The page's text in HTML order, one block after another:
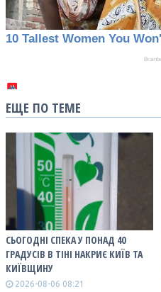
ЕЩЕ ПО ТЕМЕ
СЬОГОДНІ СПЕКА У ПОНАД 40
ГРАДУСІВ В ТІНІ НАКРИЄ КИЇВ ТА
КИЇВЩИНУ
2026-08-06 08:21